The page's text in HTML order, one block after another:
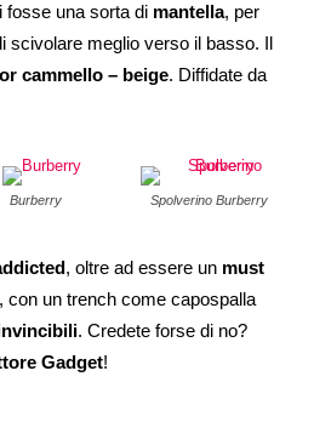
una sorta di mantella, per
scivolare meglio verso il basso. Il
cammello – beige. Diffidate da
Burberry Spolverino Burberry
, oltre ad essere un must
con un trench come capospalla
. Credete forse di no?
Gadget!